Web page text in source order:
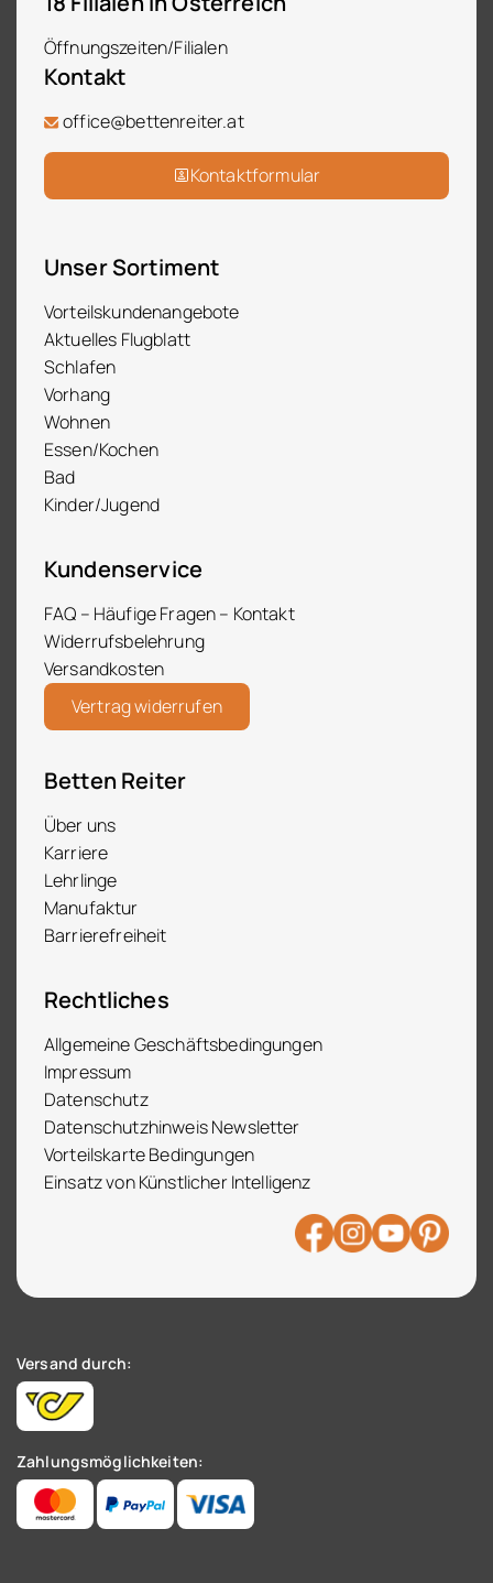
Öffnungszeiten/Filialen
Kontakt
office@bettenreiter.at
Kontaktformular
Unser Sortiment
Vorteilskundenangebote
Aktuelles Flugblatt
Schlafen
Vorhang
Wohnen
Essen/Kochen
Bad
Kinder/Jugend
Kundenservice
FAQ – Häufige Fragen – Kontakt
Widerrufsbelehrung
Versandkosten
Vertrag widerrufen
Betten Reiter
Über uns
Karriere
Lehrlinge
Manufaktur
Barrierefreiheit
Rechtliches
Allgemeine Geschäftsbedingungen
Impressum
Datenschutz
Datenschutzhinweis Newsletter
Vorteilskarte Bedingungen
Einsatz von Künstlicher Intelligenz
Versand durch:
Zahlungsmöglichkeiten: